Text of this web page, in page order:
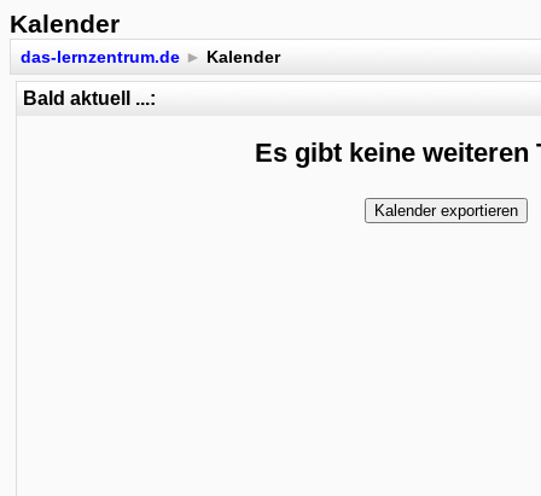
Kalender
das-lernzentrum.de ► Kalender
Bald aktuell ...:
Es gibt keine weiteren